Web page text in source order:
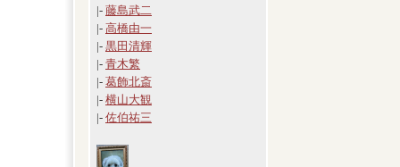
|- 藤島武二
|- 高橋由一
|- 黒田清輝
|- 青木繁
|- 葛飾北斎
|- 横山大観
|- 佐伯祐三